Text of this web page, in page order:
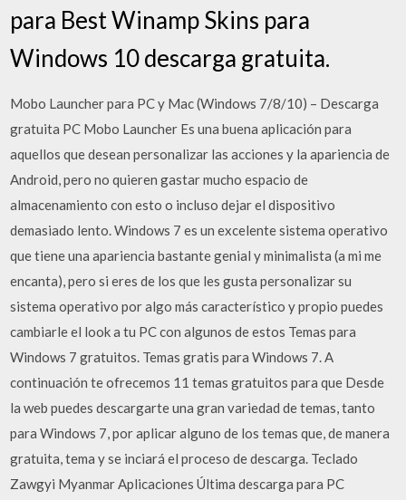
para Best Winamp Skins para
Windows 10 descarga gratuita.
Mobo Launcher para PC y Mac (Windows 7/8/10) – Descarga
gratuita PC Mobo Launcher Es una buena aplicación para
aquellos que desean personalizar las acciones y la apariencia de
Android, pero no quieren gastar mucho espacio de
almacenamiento con esto o incluso dejar el dispositivo
demasiado lento. Windows 7 es un excelente sistema operativo
que tiene una apariencia bastante genial y minimalista (a mi me
encanta), pero si eres de los que les gusta personalizar su
sistema operativo por algo más característico y propio puedes
cambiarle el look a tu PC con algunos de estos Temas para
Windows 7 gratuitos. Temas gratis para Windows 7. A
continuación te ofrecemos 11 temas gratuitos para que Desde
la web puedes descargarte una gran variedad de temas, tanto
para Windows 7, por aplicar alguno de los temas que, de manera
gratuita, tema y se inciará el proceso de descarga. Teclado
Zawgyi Myanmar Aplicaciones Última descarga para PC